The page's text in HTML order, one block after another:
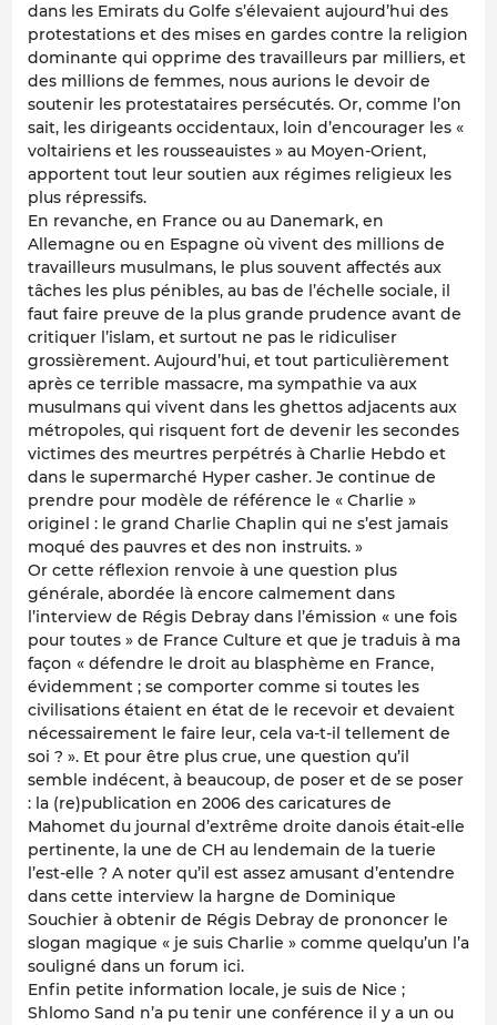
dans les Emirats du Golfe s’élevaient aujourd’hui des
protestations et des mises en gardes contre la religion
dominante qui opprime des travailleurs par milliers, et
des millions de femmes, nous aurions le devoir de
soutenir les protestataires persécutés. Or, comme l’on
sait, les dirigeants occidentaux, loin d’encourager les «
voltairiens et les rousseauistes » au Moyen-Orient,
apportent tout leur soutien aux régimes religieux les
plus répressifs.
En revanche, en France ou au Danemark, en
Allemagne ou en Espagne où vivent des millions de
travailleurs musulmans, le plus souvent affectés aux
tâches les plus pénibles, au bas de l’échelle sociale, il
faut faire preuve de la plus grande prudence avant de
critiquer l’islam, et surtout ne pas le ridiculiser
grossièrement. Aujourd’hui, et tout particulièrement
après ce terrible massacre, ma sympathie va aux
musulmans qui vivent dans les ghettos adjacents aux
métropoles, qui risquent fort de devenir les secondes
victimes des meurtres perpétrés à Charlie Hebdo et
dans le supermarché Hyper casher. Je continue de
prendre pour modèle de référence le « Charlie »
originel : le grand Charlie Chaplin qui ne s’est jamais
moqué des pauvres et des non instruits. »
Or cette réflexion renvoie à une question plus
générale, abordée là encore calmement dans
l’interview de Régis Debray dans l’émission « une fois
pour toutes » de France Culture et que je traduis à ma
façon « défendre le droit au blasphème en France,
évidemment ; se comporter comme si toutes les
civilisations étaient en état de le recevoir et devaient
nécessairement le faire leur, cela va-t-il tellement de
soi ? ». Et pour être plus crue, une question qu’il
semble indécent, à beaucoup, de poser et de se poser
: la (re)publication en 2006 des caricatures de
Mahomet du journal d’extrême droite danois était-elle
pertinente, la une de CH au lendemain de la tuerie
l’est-elle ? A noter qu’il est assez amusant d’entendre
dans cette interview la hargne de Dominique
Souchier à obtenir de Régis Debray de prononcer le
slogan magique « je suis Charlie » comme quelqu’un l’a
souligné dans un forum ici.
Enfin petite information locale, je suis de Nice ;
Shlomo Sand n’a pu tenir une conférence il y a un ou